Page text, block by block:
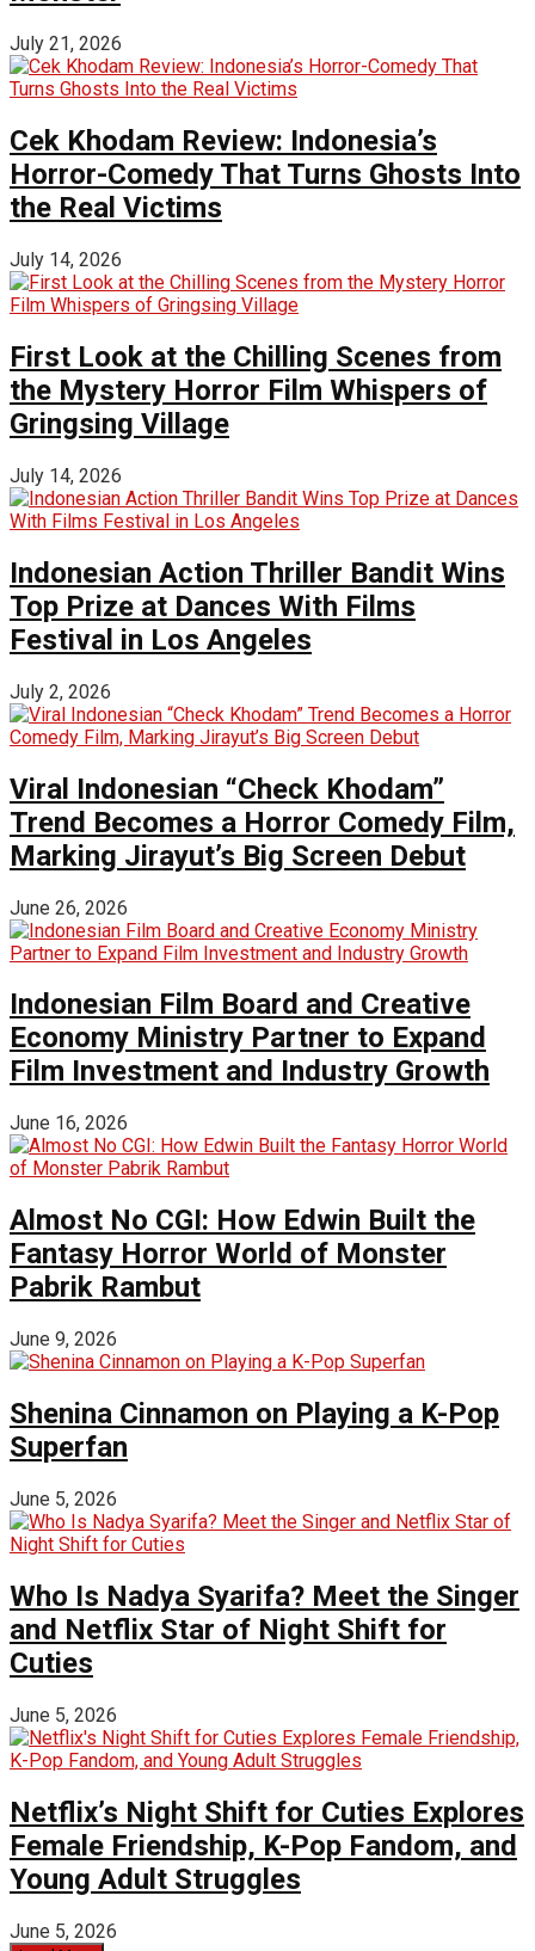
July 21, 2026
Cek Khodam Review: Indonesia’s
Horror-Comedy That Turns Ghosts Into
the Real Victims
July 14, 2026
First Look at the Chilling Scenes from
the Mystery Horror Film Whispers of
Gringsing Village
July 14, 2026
Indonesian Action Thriller Bandit Wins
Top Prize at Dances With Films
Festival in Los Angeles
July 2, 2026
Viral Indonesian “Check Khodam”
Trend Becomes a Horror Comedy Film,
Marking Jirayut’s Big Screen Debut
June 26, 2026
Indonesian Film Board and Creative
Economy Ministry Partner to Expand
Film Investment and Industry Growth
June 16, 2026
Almost No CGI: How Edwin Built the
Fantasy Horror World of Monster
Pabrik Rambut
June 9, 2026
Shenina Cinnamon on Playing a K-Pop
Superfan
June 5, 2026
Who Is Nadya Syarifa? Meet the Singer
and Netflix Star of Night Shift for
Cuties
June 5, 2026
Netflix’s Night Shift for Cuties Explores
Female Friendship, K-Pop Fandom, and
Young Adult Struggles
June 5, 2026